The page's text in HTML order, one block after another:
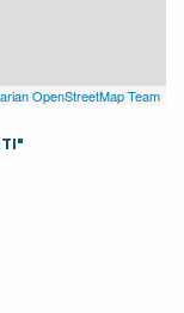
OpenStreetMap Team